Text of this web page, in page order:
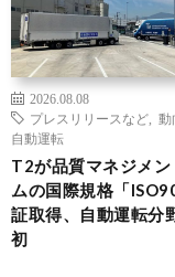
2026.08.08
プレスリリースなど
動
自動運転
T2が品質マネジメン
ムの国際規格「
証取得、自動運転分
初